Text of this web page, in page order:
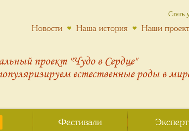
проект "Чудо в Сердце"
естественные роды в
Стать
Новости Наша история Наши
Фестивали